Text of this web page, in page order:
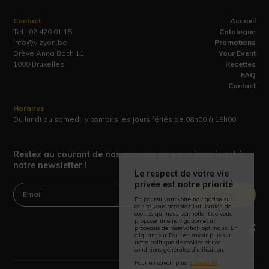
Accueil
Catalogue
Promotions
Your Event
Recettes
FAQ
Contact
Contact
Tel : 02 420 01 15
info@vizyon.be
Drève Anna Boch 11
1000 Bruxelles
Horaires
Du lundi au samedi, y compris les jours fériés de 08h00 à 18h00
Restez au courant de nos promos en vous inscrivant à
notre newsletter !
Le respect de votre vie
privée est notre priorité
En poursuivant votre navigation sur
ce site, vous acceptez l’utilisation de
cookies qui nous permettent de vous
proposer une navigation et un
processus de réservation optimaux. En
cliquant sur Pour en savoir plus sur
notre politique de cookies et nos
conditions générales d’utilisation,
Pour en savoir plus, cliquez ici